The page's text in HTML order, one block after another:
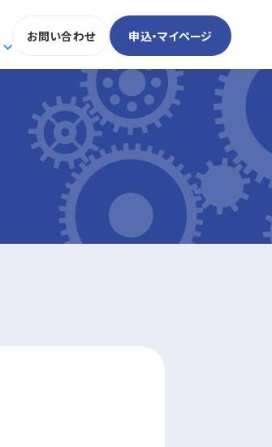
お問い合わせ
申込・マイページ